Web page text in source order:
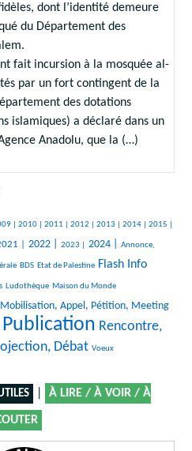
dont l’identité demeure
du Département des
fait incursion à la mosquée al-
par un fort contingent de la
des dotations
islamiques) a déclaré dans un
Anadolu, que la (…)
|2010 |2011 |2012 |2013 |2014 |2015 |
| 2022 | 2023 | 2024 | Annonce,
BDS Etat de Palestine Flash Info
Ludothèque Maison du Monde
Appel, Pétition, Meeting
Publication Rencontre,
Débat Voeux
À LIRE / À VOIR / À